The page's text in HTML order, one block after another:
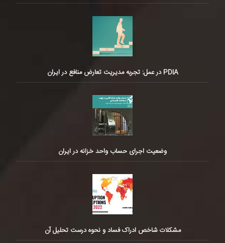
PDIA در عمل: تجربه مدیریت تعارض منافع در ایران
وضعیت اجرای حساب واحد خزانه در ایران
مشکلات شاخص ادراک فساد و نحوه درست تحلیل آن